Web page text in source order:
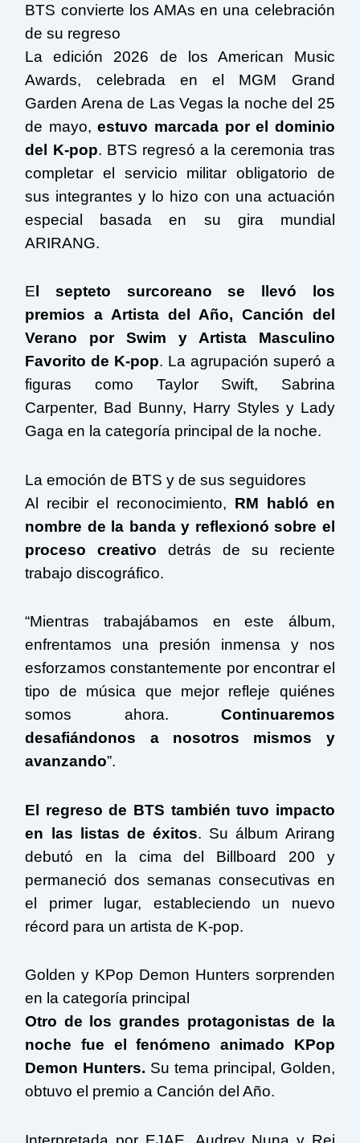
BTS convierte los AMAs en una celebración
de su regreso
La edición 2026 de los American Music
Awards, celebrada en el MGM Grand
Garden Arena de Las Vegas la noche del 25
de mayo,estuvo marcada por el dominio
del K-pop. BTS regresó a la ceremonia tras
completar el servicio militar obligatorio de
sus integrantes y lo hizo con una actuación
especial basada en su gira mundial
ARIRANG.
E l septeto surcoreano se llevó los
premios a Artista del Año, Canción del
Verano por Swim y Artista Masculino
Favorito de K-pop. La agrupación superó a
figuras como Taylor Swift, Sabrina
Carpenter, Bad Bunny, Harry Styles y Lady
Gaga en la categoría principal de la noche.
La emoción de BTS y de sus seguidores
Al recibir el reconocimiento, RM habló en
nombre de la banda y reflexionó sobre el
proceso creativo detrás de su reciente
trabajo discográfico.
“Mientras trabajábamos en este álbum,
enfrentamos una presión inmensa y nos
esforzamos constantemente por encontrar el
tipo de música que mejor refleje quiénes
somos ahora. Continuaremos
desafiándonos a nosotros mismos y
avanzando”.
El regreso de BTS también tuvo impacto
en las listas de éxitos. Su álbum Arirang
debutó en la cima del Billboard 200 y
permaneció dos semanas consecutivas en
el primer lugar, estableciendo un nuevo
récord para un artista de K-pop.
Golden y KPop Demon Hunters sorprenden
en la categoría principal
Otro de los grandes protagonistas de la
noche fue el fenómeno animado KPop
Demon Hunters. Su tema principal, Golden,
obtuvo el premio a Canción del Año.